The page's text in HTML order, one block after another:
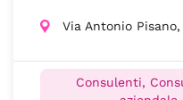
Via Antonio Pisano,
Consulenti,